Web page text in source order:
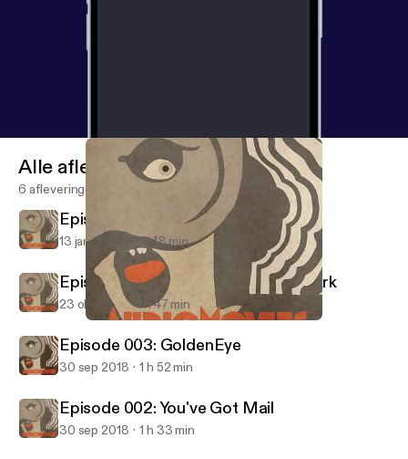
AudioMovies
Alle afleveringen
6 afleveringen
Episode 005: The Dark Knight
13 jan 2019 2 h 48 min
Episode 004: Raiders Of The Lost Ark
23 okt 2018 1 h 47 min
Episode 003: GoldenEye
30 sep 2018 1 h 52 min
Episode 002: You've Got Mail
30 sep 2018 1 h 33 min